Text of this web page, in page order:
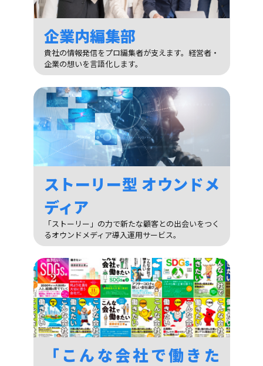
企業内編集部
貴社の情報発信をプロ編集者が支えます。経営者・
企業の想いを言語化します。
ストーリー型 オウンドメ
ディア
「ストーリー」の力で新たな顧客との出会いをつく
るオウンドメディア導入運用サービス。
「こんな会社で働きた